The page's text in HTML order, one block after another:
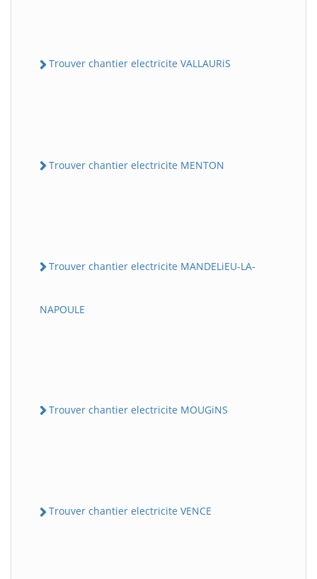
Trouver chantier electricite VALLAURiS
Trouver chantier electricite MENTON
Trouver chantier electricite MANDELiEU-LA-
NAPOULE
Trouver chantier electricite MOUGiNS
Trouver chantier electricite VENCE